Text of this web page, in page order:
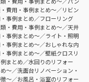
費用・事例まとめ〜
リビン
事例まとめ
フローリング
・費用・事例まとめ〜
天井
事例まとめ〜
ライト・照明
事例まとめ〜
おしゃれな内
事例まとめ〜
壁紙クロスリ
まとめ
水回りのリフォー
〜
洗面台リノベーション・
〜
お風呂・浴室のリフォー